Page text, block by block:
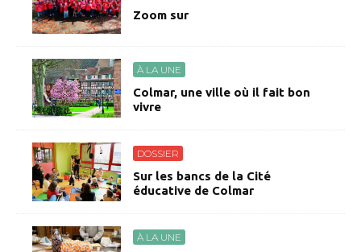
Zoom sur
À LA UNE
Colmar, une ville où il fait bon
vivre
DOSSIER
Sur les bancs de la Cité
éducative de Colmar
À LA UNE